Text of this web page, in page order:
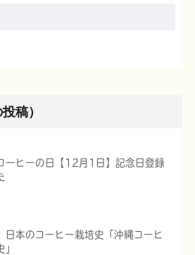
稿）
ーヒーの日【12月1日】記念日登録
日本のコーヒー栽培史「沖縄コーヒ
」